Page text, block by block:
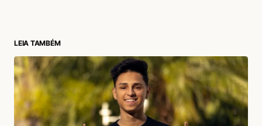
LEIA TAMBÉM